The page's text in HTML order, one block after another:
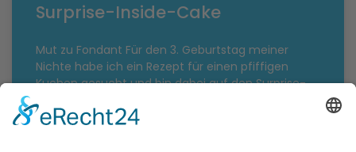
Surprise-Inside-Cake
Mut zu Fondant Für den 3. Geburtstag meiner
Nichte habe ich ein Rezept für einen pfiffigen
Kuchen gesucht und bin dabei auf den Surprise-
Inside-Cake gestoßen.